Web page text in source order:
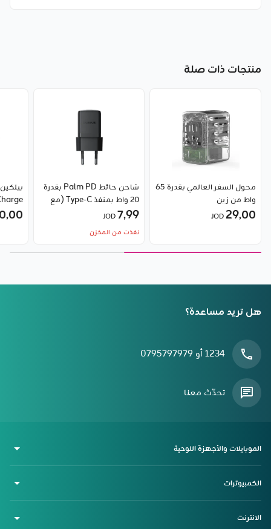
منتجات ذات صلة
محول السفر العالمي بقدرة 65
واط من زين
29٫00
شاحن حائط Palm PD بقدرة
20 واط بمنفذ Type-C (مع
7٫99
نفذت من المخزن
يدعم
هل تريد مساعدة؟
1234 أو 0795797979
تحدّث معنا
الموبايلات والأجهزة اللوحية
الكمبيوترات
الانترنت